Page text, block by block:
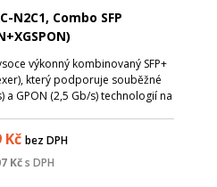
N2C1, Combo SFP
výkonný kombinovaný SFP+
který podporuje souběžné
a GPON (2,5 Gb/s) technologií na
Kč bez DPH
Kčs DPH